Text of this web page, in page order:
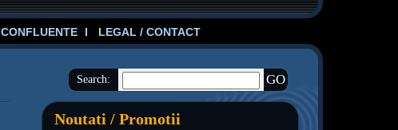
CONFLUENTE LEGAL / CONTACT
Search:
Noutati / Promotii